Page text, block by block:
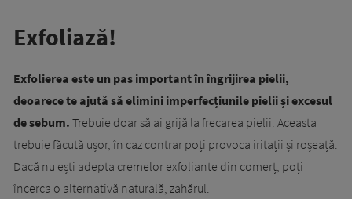
Exfoliază!
Exfolierea este un pas important în îngrijirea pielii,
deoarece te ajută să elimini imperfecțiunile pielii și excesul
de sebum. Trebuie doar să ai grijă la frecarea pielii. Aceasta
trebuie făcută ușor, în caz contrar poți provoca iritații și roșeață.
Dacă nu ești adepta cremelor exfoliante din comerț, poți
încerca o alternativă naturală, zahărul.